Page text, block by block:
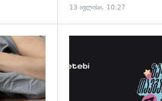
13 ივლისი, 10:27